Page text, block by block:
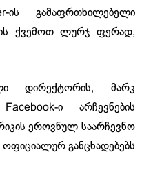
ის გამაფრთხილებელი
ქვემოთ ლურჯ ფერად,
დირექტორის, მარკ
ი არჩევნების
ეროვნულ საარჩევნო
ოფიციალურ განცხადებებს